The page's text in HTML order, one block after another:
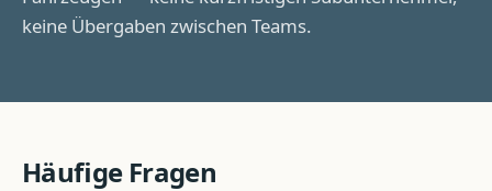
keine Übergaben zwischen Teams.
Häufige Fragen